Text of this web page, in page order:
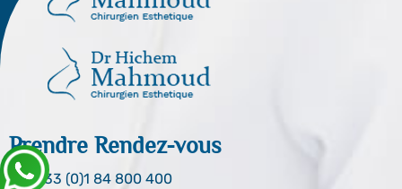
Prendre Rendez-vous
0033 (0)1 84 800 400